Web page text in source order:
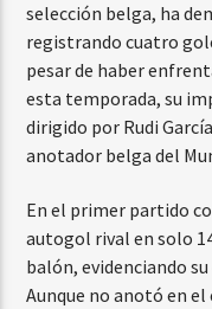
selección belga, ha
registrando cuatro
pesar de haber
esta temporada, su
dirigido por Rudi
anotador belga del
En el primer partido
autogol rival en solo
balón, evidenciando
Aunque no anotó en